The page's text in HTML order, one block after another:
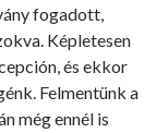
fogadott,
Képletesen
és ekkor
Felmentünk a
még ennél is